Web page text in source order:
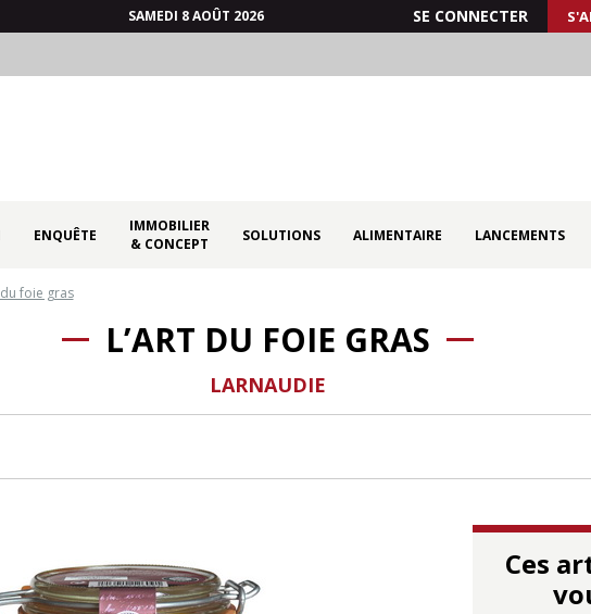
SAMEDI 8 AOÛT 2026 SE CONNECTER
ENQUÊTE
IMMOBILIER
& CONCEPT
SOLUTIONS ALIMENTAIRE LANCEMENTS
du foie gras
L’ART DU FOIE GRAS
LARNAUDIE
Ces